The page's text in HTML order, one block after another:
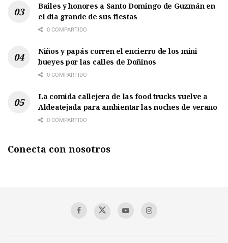
Bailes y honores a Santo Domingo de Guzmán en
el día grande de sus fiestas
0 COMPARTIDO
Niños y papás corren el encierro de los mini
bueyes por las calles de Doñinos
0 COMPARTIDO
La comida callejera de las food trucks vuelve a
Aldeatejada para ambientar las noches de verano
0 COMPARTIDO
Conecta con nosotros